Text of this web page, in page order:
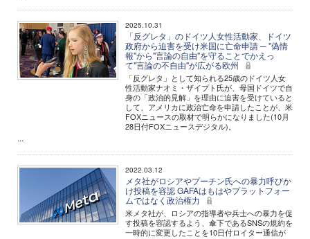
2025.10.31
「反グレタ」のドイツ人女性活動家、ドイツ
政府から迫害を受け米国に亡命申請 ─ "偽情
報"から"言論の自由"を守ることでかえっ
て"言論の不自由"が広がる欧州
「反グレタ」として知られる25歳のドイツ人女
性活動家ナオミ・ザイプト氏が、母国ドイツで自
身の「政治的見解」を理由に迫害を受けていると
して、アメリカに政治亡命を申請したことが、米
FOXニュースの取材で明らかになりました(10月
28日付FOXニュースデジタル)。
...
2022.03.12
メタ社がロシアやプーチン氏への暴力呼びか
け投稿を容認 GAFAはもはやプラットフォー
ムではなく政治権力
米メタ社が、ロシアの指導者や兵士への暴力を促
す投稿を容認するよう、傘下であるSNSの規約を
一時的に変更したことを10日付ロイター通信が